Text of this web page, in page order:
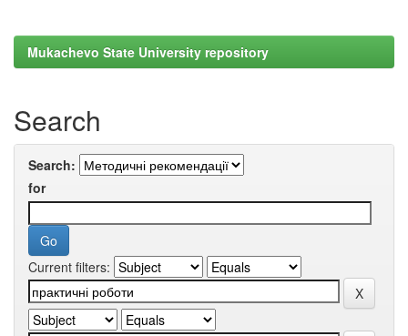
Mukachevo State University repository
Search
Search:
for
Current filters: